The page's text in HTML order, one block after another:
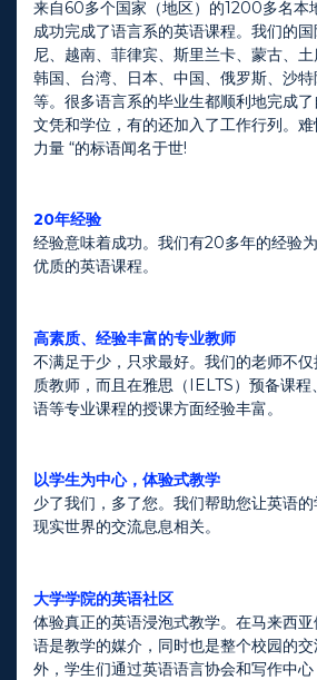
来自60多个国家（地区）的1200多名本
成功完成了语言系的英语课程。我们的
尼、越南、菲律宾、斯里兰卡、蒙古、土
韩国、台湾、日本、中国、俄罗斯、沙
等。很多语言系的毕业生都顺利地完成
文凭和学位，有的还加入了工作行列。
力量 “的标语闻名于世!
20年经验
经验意味着成功。我们有20多年的经验
优质的英语课程。
高素质、经验丰富的专业教师
不满足于少，只求最好。我们的老师不
质教师，而且在雅思（IELTS）预备课
语等专业课程的授课方面经验丰富。
以学生为中心，体验式教学
少了我们，多了您。我们帮助您让英语
现实世界的交流息息相关。
大学学院的英语社区
体验真正的英语浸泡式教学。在马来西
语是教学的媒介，同时也是整个校园的
外，学生们通过英语语言协会和写作中